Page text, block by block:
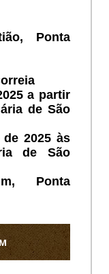
Ponta
a partir
de São
2025 às
de São
Ponta